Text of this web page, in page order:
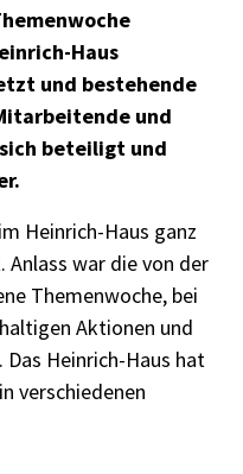
Haus
und bestehende
und
beteiligt und
Heinrich-Haus ganz
war die von der
Themenwoche, bei
Aktionen und
Heinrich-Haus hat
verschiedenen